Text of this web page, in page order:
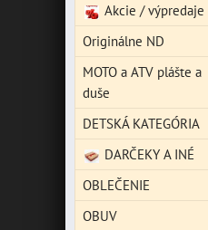
Akcie / výpredaje
Originálne ND
MOTO a ATV plášte a
duše
DETSKÁ KATEGÓRIA
DARČEKY A INÉ
OBLEČENIE
OBUV